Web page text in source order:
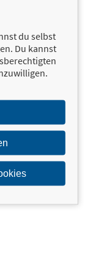
du selbst
Du kannst